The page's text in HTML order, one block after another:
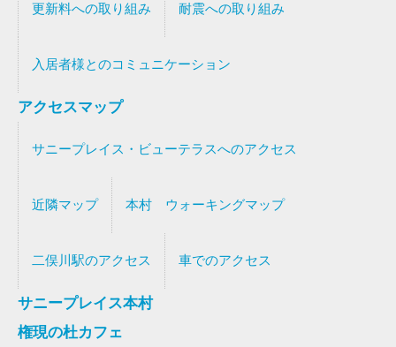
更新料への取り組み 耐震への取り組み
入居者様とのコミュニケーション
アクセスマップ
サニープレイス・ビューテラスへのアクセス
近隣マップ 本村 ウォーキングマップ
二俣川駅のアクセス 車でのアクセス
サニープレイス本村
権現の杜カフェ